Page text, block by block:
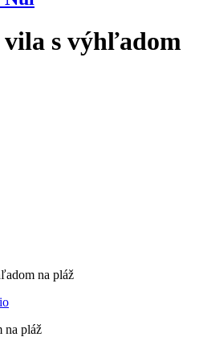
s výhľadom
na pláž
na pláž